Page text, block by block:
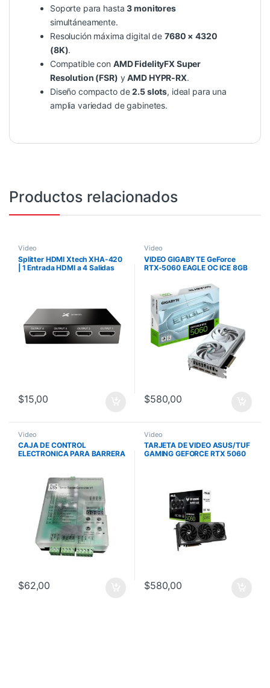
Soporte para hasta3 monitores
simultáneamente.
Resolución máxima digital de 7680 × 4320
(8K).
Compatible con AMD FidelityFX Super
Resolution (FSR) yAMD HYPR-RX.
Diseño compacto de2.5 slots, ideal para una
amplia variedad de gabinetes.
Productos relacionados
Video
Splitter HDMI Xtech XHA-420
| 1 Entrada HDMI a 4 Salidas
$15,00
Video
VIDEO GIGABYTE GeForce
RTX-5060 EAGLE OC ICE 8GB
2Vent. PCIex5.0
$580,00
Video
CAJA DE CONTROL
ELECTRONICA PARA BARRERA
$62,00
Video
TARJETA DE VIDEO ASUS/TUF
GAMING GEFORCE RTX 5060
$580,00